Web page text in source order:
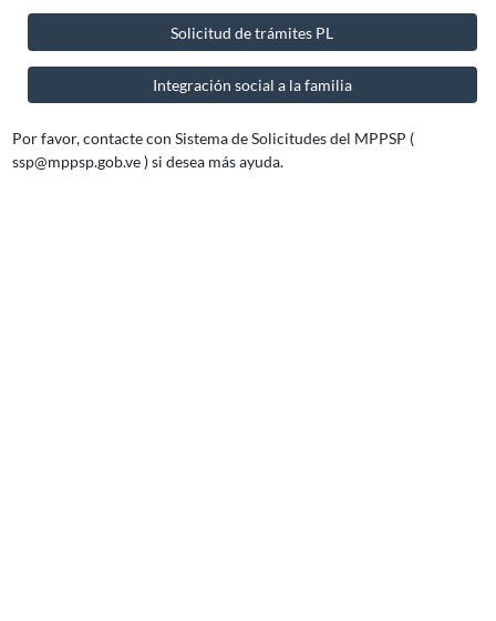
Solicitud de trámites PL
Integración social a la familia
Por favor, contacte con Sistema de Solicitudes del MPPSP (
ssp@mppsp.gob.ve ) si desea más ayuda.